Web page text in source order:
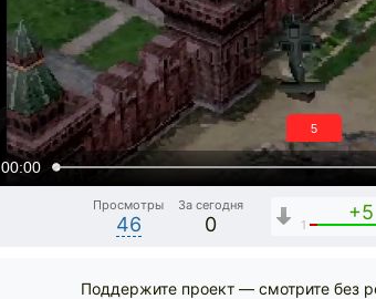
00:00
4
Просмотры
46
За сегодня
0
+5
1
Поддержите проект — смотрите без